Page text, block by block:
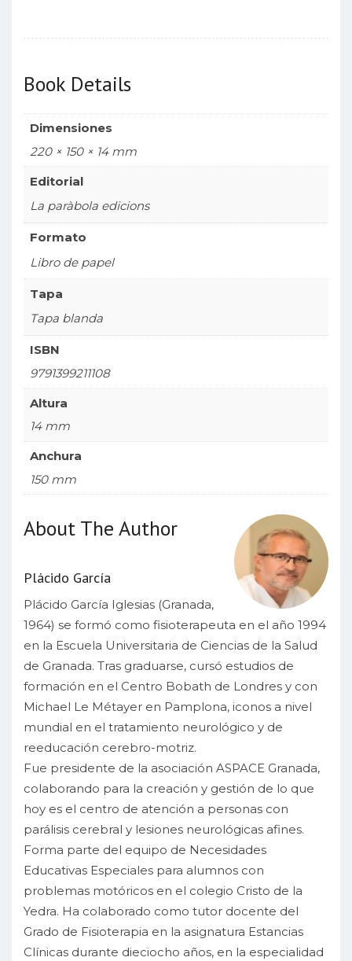
Book Details
Dimensiones
220 × 150 × 14 mm
Editorial
La paràbola edicions
Formato
Libro de papel
Tapa
Tapa blanda
ISBN
9791399211108
Altura
14 mm
Anchura
150 mm
About The Author
Plácido García
Plácido García Iglesias (Granada,
1964) se formó como fisioterapeuta en el año 1994
en la Escuela Universitaria de Ciencias de la Salud
de Granada. Tras graduarse, cursó estudios de
formación en el Centro Bobath de Londres y con
Michael Le Métayer en Pamplona, iconos a nivel
mundial en el tratamiento neurológico y de
reeducación cerebro-motriz.
Fue presidente de la asociación ASPACE Granada,
colaborando para la creación y gestión de lo que
hoy es el centro de atención a personas con
parálisis cerebral y lesiones neurológicas afines.
Forma parte del equipo de Necesidades
Educativas Especiales para alumnos con
problemas motóricos en el colegio Cristo de la
Yedra. Ha colaborado como tutor docente del
Grado de Fisioterapia en la asignatura Estancias
Clínicas durante dieciocho años, en la especialidad